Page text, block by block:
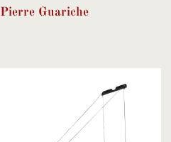
Pierre Guariche